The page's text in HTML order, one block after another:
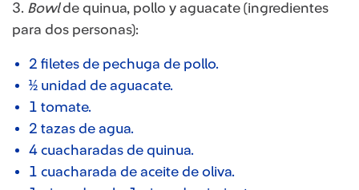
3. Bowlde quinua, pollo y aguacate (ingredientes
para dos personas):
2 filetes de pechuga de pollo.
½ unidad de aguacate.
1 tomate.
2 tazas de agua.
4 cuacharadas de quinua.
1 cuacharada de aceite de oliva.